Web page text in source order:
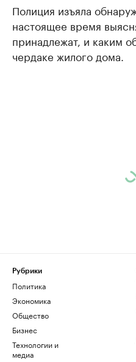
Полиция изъяла
настоящее время
принадлежат, и каким
чердаке жилого дома.
Рубрики
Политика
Экономика
Общество
Бизнес
Технологии и
медиа